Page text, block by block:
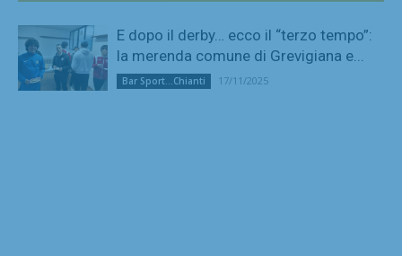
E dopo il derby… ecco il “terzo tempo”:
la merenda comune di Grevigiana e...
Bar Sport...Chianti 17/11/2025